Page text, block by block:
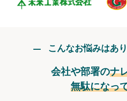
こんなお悩みはあ
会社や部署のナ
無駄になっ